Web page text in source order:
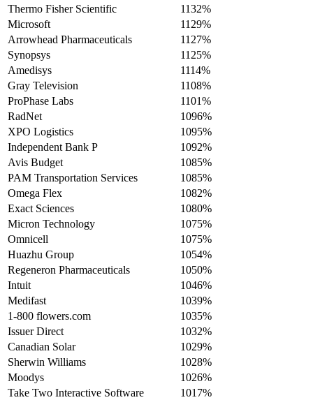
Thermo Fisher Scientific
1132%
Microsoft
1129%
Arrowhead Pharmaceuticals
1127%
Synopsys
1125%
Amedisys
1114%
Gray Television
1108%
ProPhase Labs
1101%
RadNet
1096%
XPO Logistics
1095%
Independent Bank P
1092%
Avis Budget
1085%
PAM Transportation Services
1085%
Omega Flex
1082%
Exact Sciences
1080%
Micron Technology
1075%
Omnicell
1075%
Huazhu Group
1054%
Regeneron Pharmaceuticals
1050%
Intuit
1046%
Medifast
1039%
1-800 flowers.com
1035%
Issuer Direct
1032%
Canadian Solar
1029%
Sherwin Williams
1028%
Moodys
1026%
Take Two Interactive Software
1017%